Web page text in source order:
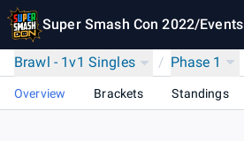
Super Smash Con 2022/Events
Brawl - 1v1 Singles / Phase 1
Overview Brackets Standings